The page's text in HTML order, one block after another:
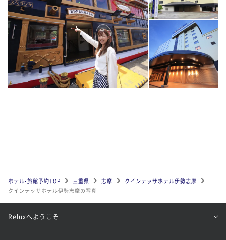
ホテル•旅館予約TOP 三重県 志摩
クインテッサホテル伊勢志摩
クインテッサホテル伊勢志摩の写真
Reluxへようこそ